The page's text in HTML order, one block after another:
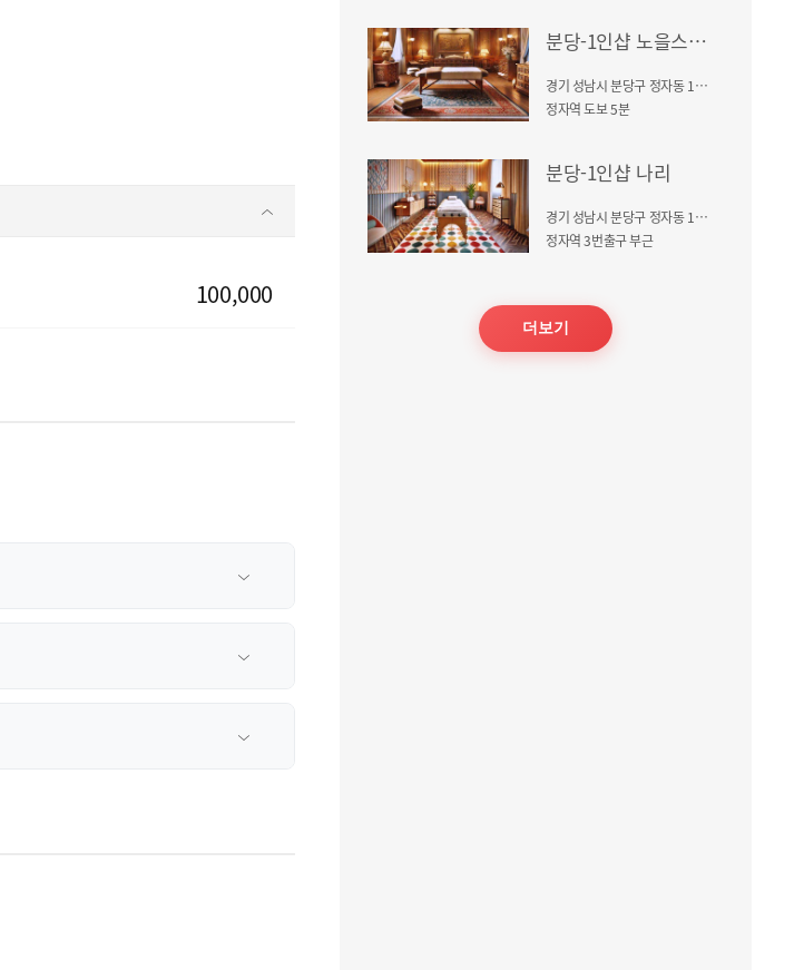
100,000
분당-1인샵 노을스웨디시
경기 성남시 분당구 정자동 166-1
정자역 도보 5분
분당-1인샵 나리
경기 성남시 분당구 정자동 166-1
정자역 3번출구 부근
더보기